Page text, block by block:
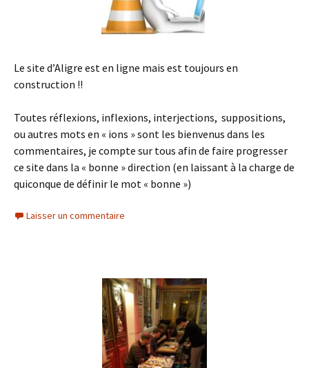
Le site d’Aligre est en ligne mais est toujours en
construction !!
Toutes réflexions, inflexions, interjections, suppositions,
ou autres mots en « ions » sont les bienvenus dans les
commentaires, je compte sur tous afin de faire progresser
ce site dans la « bonne » direction (en laissant à la charge de
quiconque de définir le mot « bonne »)
Laisser un commentaire